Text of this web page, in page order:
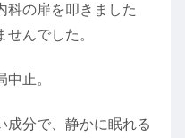
科の扉を叩きました
んでした。
止。
成分で、静かに眠れる